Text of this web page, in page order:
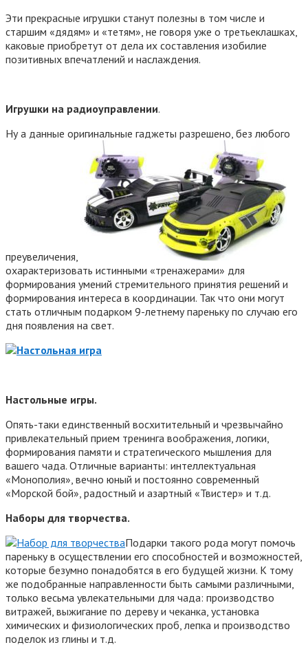
Эти прекрасные игрушки станут полезны в том числе и
старшим «дядям» и «тетям», не говоря уже о третьеклашках,
каковые приобретут от дела их составления изобилие
позитивных впечатлений и наслаждения.
Игрушки на радиоуправлении.
Ну а данные оригинальные гаджеты разрешено, без любого
преувеличения,
охарактеризовать истинными «тренажерами» для
формирования умений стремительного принятия решений и
формирования интереса в координации. Так что они могут
стать отличным подарком 9-летнему пареньку по случаю его
дня появления на свет.
Настольные игры.
Опять-таки единственный восхитительный и чрезвычайно
привлекательный прием тренинга воображения, логики,
формирования памяти и стратегического мышления для
вашего чада. Отличные варианты: интеллектуальная
«Монополия», вечно юный и постоянно современный
«Морской бой», радостный и азартный «Твистер» и т.д.
Наборы для творчества.
Подарки такого рода могут помочь
пареньку в осуществлении его способностей и возможностей,
которые безумно понадобятся в его будущей жизни. К тому
же подобранные направленности быть самыми различными,
только весьма увлекательными для чада: производство
витражей, выжигание по дереву и чеканка, установка
химических и физиологических проб, лепка и производство
поделок из глины и т.д.